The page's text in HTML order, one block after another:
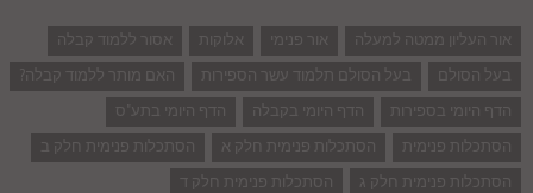
אור העליון ממטה למעלה אור פנימי אלוקות
אסור ללמוד קבלה
בעל הסולם
בעל הסולם תלמוד עשר הספירות
האם מותר ללמוד קבלה?
הדף היומי בספירות
הדף היומי בקבלה
הדף היומי בתע"ס
הסתכלות פנימית
הסתכלות פנימית חלק א
הסתכלות פנימית חלק ב
הסתכלות פנימית חלק ג
הסתכלות פנימית חלק ד